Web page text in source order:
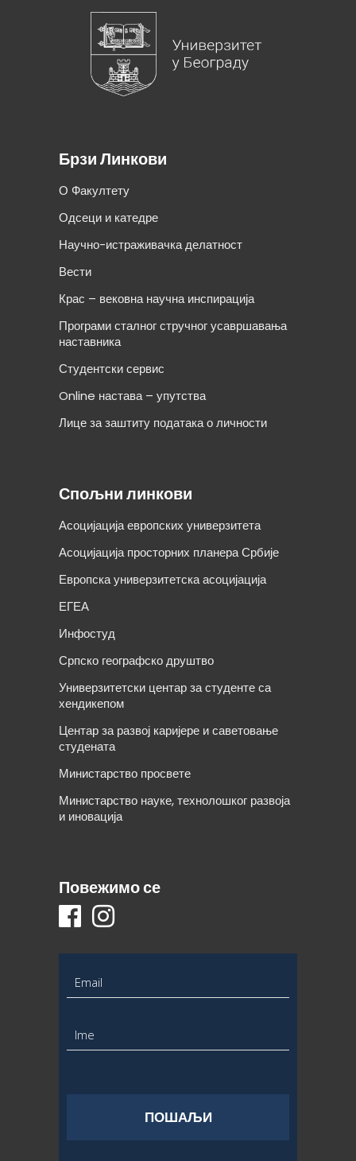
Брзи Линкови
О Факултету
Одсеци и катедре
Научно-истраживачка делатност
Вести
Крас – вековна научна инспирација
Програми сталног стручног усавршавања
наставника
Студентски сервис
Online настава – упутства
Лице за заштиту података о личности
Спољни линкови
Асоцијација европских универзитета
Асоцијација просторних планера Србије
Европска универзитетска асоцијација
ЕГЕА
Инфостуд
Српско географско друштво
Универзитетски центар за студенте са
хендикепом
Центар за развој каријере и саветовање
студената
Министарство просвете
Министарство науке, технолошког развоја
и иновација
Повежимо се